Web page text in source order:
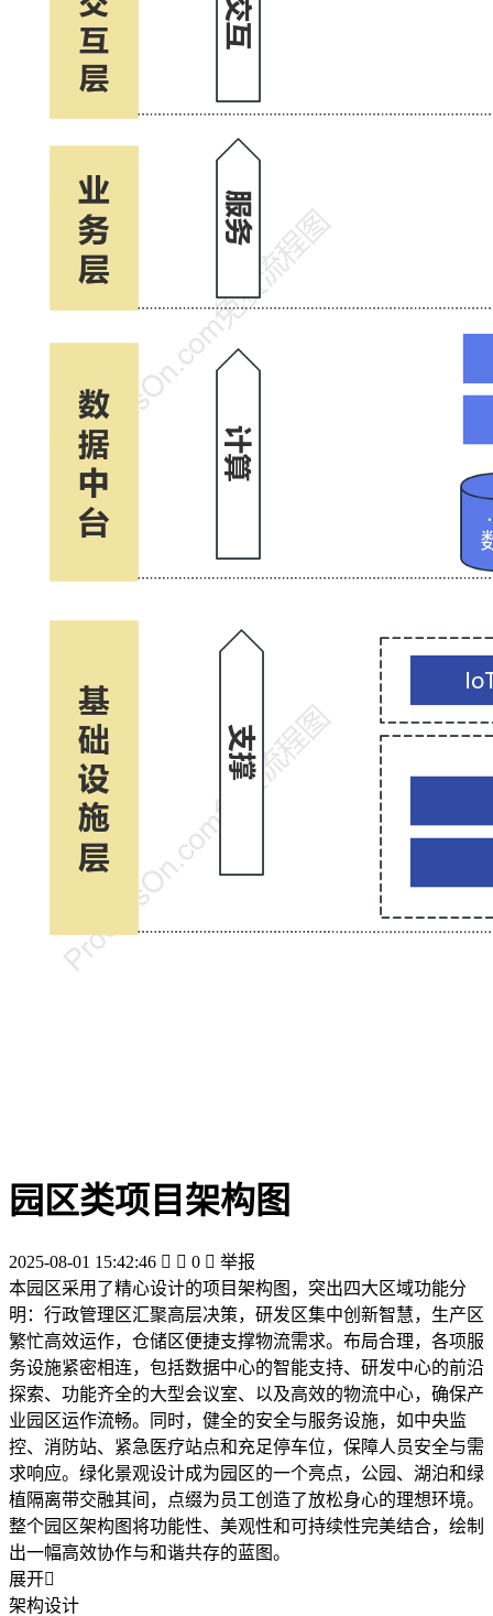
园区类项目架构图
2025-08-01 15:42:46   0  举报
本园区采用了精心设计的项目架构图，突出四大区域功能分
明：行政管理区汇聚高层决策，研发区集中创新智慧，生产区
繁忙高效运作，仓储区便捷支撑物流需求。布局合理，各项服
务设施紧密相连，包括数据中心的智能支持、研发中心的前沿
探索、功能齐全的大型会议室、以及高效的物流中心，确保产
业园区运作流畅。同时，健全的安全与服务设施，如中央监
控、消防站、紧急医疗站点和充足停车位，保障人员安全与需
求响应。绿化景观设计成为园区的一个亮点，公园、湖泊和绿
植隔离带交融其间，点缀为员工创造了放松身心的理想环境。
整个园区架构图将功能性、美观性和可持续性完美结合，绘制
出一幅高效协作与和谐共存的蓝图。
展开
架构设计